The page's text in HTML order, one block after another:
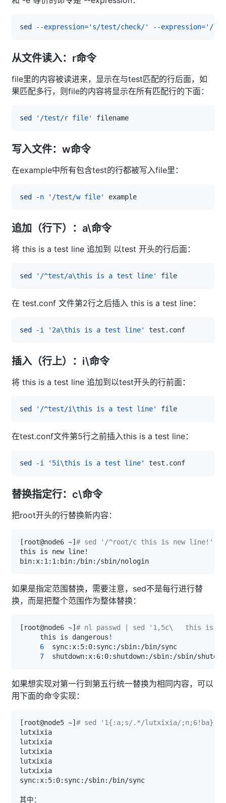
sed --expression='s/test/check/' --expression='/
从文件读入：r命令
file里的内容被读进来，显示在与test匹配的行后面，如
果匹配多行，则file的内容将显示在所有匹配行的下面：
sed '/test/r file'
写入文件：w命令
在example中所有包含test的行都被写入file里：
sed -n '/test/w file'
追加（行下）：a\命令
将 this is a test line 追加到 以test 开头的行后面：
sed '/^test/a\this is a test line' file
在 test.conf 文件第2行之后插入 this is a test line：
sed -i '2a\this is a test line'
插入（行上）：i\命令
将 this is a test line 追加到以test开头的行前面：
sed '/^test/i\this is a test line' file
在test.conf文件第5行之前插入this is a test line：
sed -i '5i\this is a test line'
替换指定行：c\命令
把root开头的行替换新内容：
[ root@node6 ~] # sed '/^root/c this is new line!'
this is new line!
如果是指定范围替换，需要注意，sed不是每行进行替
换，而是把整个范围作为整体替换：
[ root@node6 ~] # nl passwd | sed '1,5c\   this is
     this is dangerous
!
6
7
如果想实现对第一行到第五行统一替换为相同内容，可以
用下面的命令实现：
[ root@node5 ~] # sed '1{:a;s/.*/lutxixia/;n;6!ba}'